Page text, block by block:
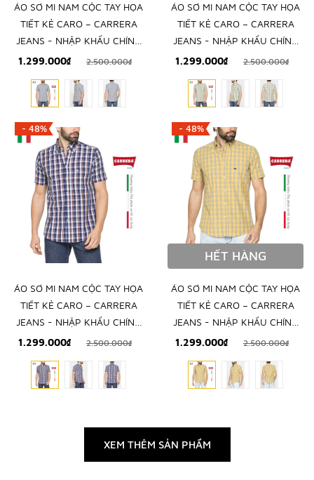
ÁO SƠ MI NAM CỘC TAY HỌA
TIẾT KẺ CARO – CARRERA
JEANS - NHẬP KHẨU CHÍNH
NGẠCH TỪ Ý
1.299.000₫ 2.500.000₫
ÁO SƠ MI NAM CỘC TAY HỌA
TIẾT KẺ CARO – CARRERA
JEANS - NHẬP KHẨU CHÍNH
NGẠCH TỪ Ý
1.299.000₫ 2.500.000₫
- 48%
ÁO SƠ MI NAM CỘC TAY HỌA
TIẾT KẺ CARO – CARRERA
JEANS - NHẬP KHẨU CHÍNH
NGẠCH TỪ Ý
1.299.000₫ 2.500.000₫
- 48%
HẾT HÀNG
ÁO SƠ MI NAM CỘC TAY HỌA
TIẾT KẺ CARO – CARRERA
JEANS - NHẬP KHẨU CHÍNH
NGẠCH TỪ Ý
1.299.000₫ 2.500.000₫
XEM THÊM SẢN PHẨM